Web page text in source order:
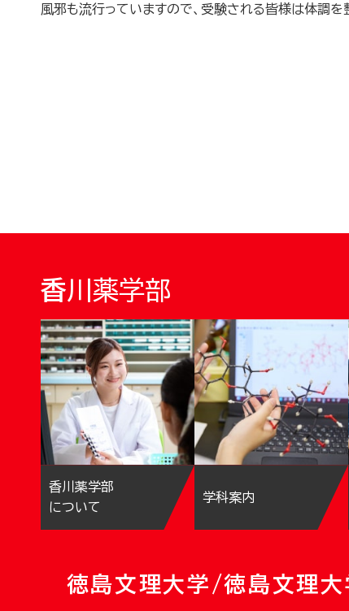
風邪も流行っていますので、受験される皆様は体調を
香川薬学部
香川薬学部
について
学科案内
徳島文理大学/徳島文理大